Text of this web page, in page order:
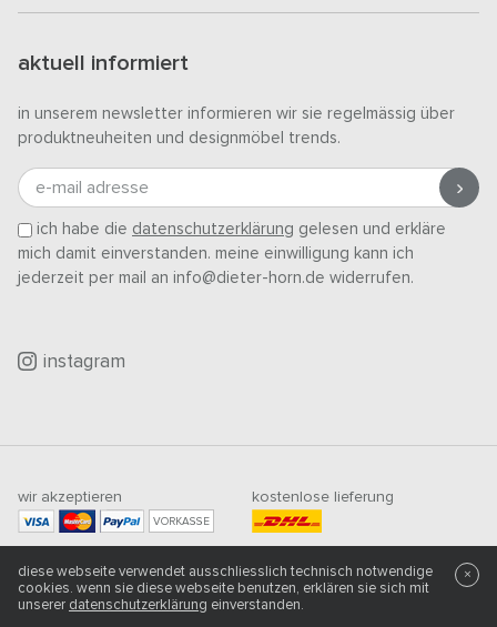
aktuell informiert
in unserem newsletter informieren wir sie regelmässig über
produktneuheiten und designmöbel trends.
e-mail adresse
ich habe die datenschutzerklärung gelesen und erkläre
mich damit einverstanden. meine einwilligung kann ich
jederzeit per mail an info@dieter-horn.de widerrufen.
instagram
wir akzeptieren
VORKASSE
kostenlose lieferung
mindestbestellwert
500CHF
diese webseite verwendet ausschliesslich technisch notwendige
cookies. wenn sie diese webseite benutzen, erklären sie sich mit
unserer datenschutzerklärung einverstanden.
×